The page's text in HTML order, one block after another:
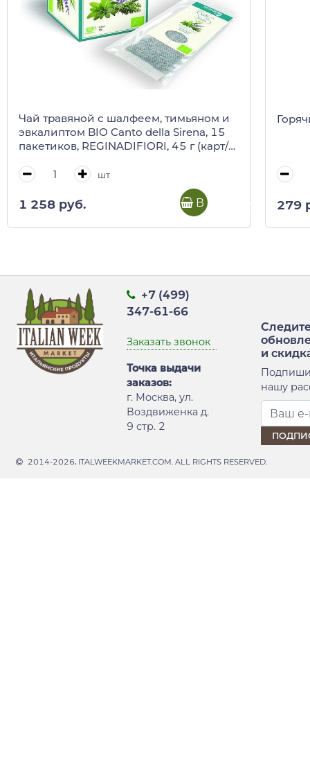
Чай травяной с шалфеем, тимьяном и
эвкалиптом BIO Canto della Sirena, 15
пакетиков, REGINADIFIORI, 45 г (карт/
шт
1 258 руб. В корзину 279
+7 (499)
347-61-66
Заказать звонок
Точка выдачи
заказов:
г. Москва, ул.
Воздвиженка д.
9 стр. 2
и
нашу
2014-2026, ITALWEEKMARKET.COM. ALL RIGHTS RESERVED.